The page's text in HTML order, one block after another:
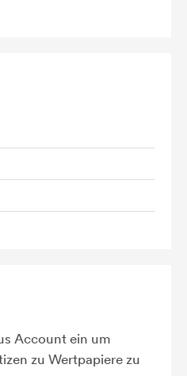
Account ein um
zu Wertpapiere zu